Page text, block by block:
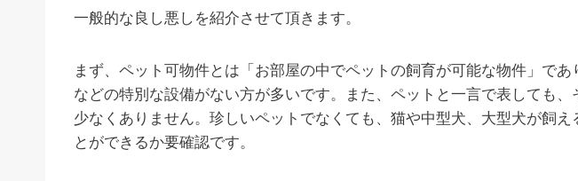
一般的な良し悪しを紹介させて頂きます。
まず、ペット可物件とは「お部屋の中でペットの飼育が可能な物件」で
などの特別な設備がない方が多いです。また、ペットと一言で表しても
少なくありません。珍しいペットでなくても、猫や中型犬、大型犬が飼
とができるか要確認です。